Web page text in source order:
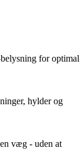
for optimal
hylder og
væg - uden at